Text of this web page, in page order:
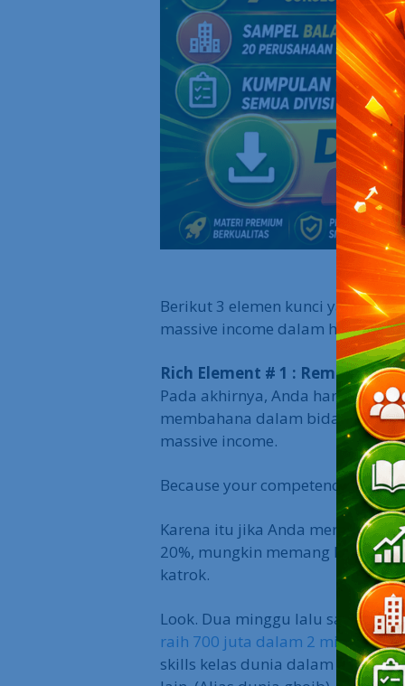
Berikut 3 elemen kunci yang
massive income dalam hidup.
Rich Element # 1 : Remarkable
Pada akhirnya, Anda harus
membahana dalam bidang
massive income.
Because your competency level
Karena itu jika Anda merasa
20%, mungkin memang karena
katrok.
Look. Dua minggu lalu saya ulas
raih 700 juta dalam 2 minggu.
skills kelas dunia dalam aspek